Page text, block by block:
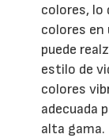
colores, lo
colores en
puede
estilo de
colores
adecuada
alta gama.